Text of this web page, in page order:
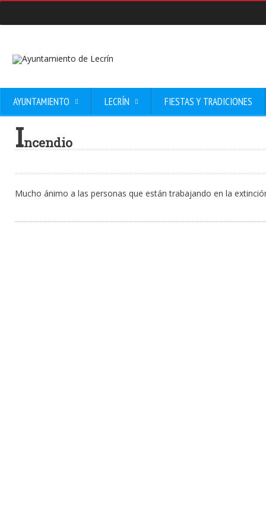
AYUNTAMIENTO LECRÍN FIESTAS Y TRADICIONES
Incendio
Mucho ánimo a las personas que están trabajando en la